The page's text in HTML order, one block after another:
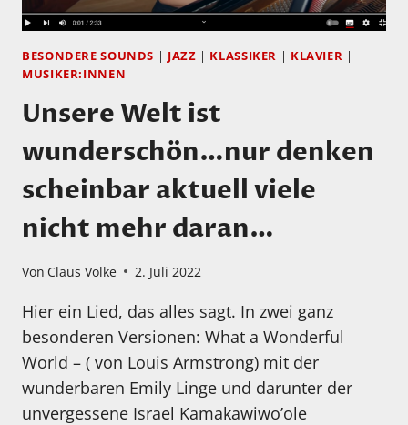
BESONDERE SOUNDS | JAZZ | KLASSIKER | KLAVIER |
MUSIKER:INNEN
Unsere Welt ist
wunderschön…nur denken
scheinbar aktuell viele
nicht mehr daran…
Von Claus Volke 2. Juli 2022
Hier ein Lied, das alles sagt. In zwei ganz
besonderen Versionen: What a Wonderful
World – ( von Louis Armstrong) mit der
wunderbaren Emily Linge und darunter der
unvergessene Israel Kamakawiwo’ole